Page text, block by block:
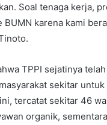
Soal tenaga kerja,
BUMN karena kami
TPPI sejatinya
sekitar
tercatat sekitar 46
organik,